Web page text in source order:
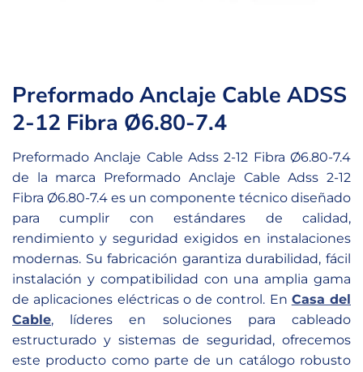
Preformado Anclaje Cable ADSS
2-12 Fibra Ø6.80-7.4
Preformado Anclaje Cable Adss 2-12 Fibra Ø6.80-7.4
de la marca Preformado Anclaje Cable Adss 2-12
Fibra Ø6.80-7.4 es un componente técnico diseñado
para cumplir con estándares de calidad,
rendimiento y seguridad exigidos en instalaciones
modernas. Su fabricación garantiza durabilidad, fácil
instalación y compatibilidad con una amplia gama
de aplicaciones eléctricas o de control. En Casa del
Cable, líderes en soluciones para cableado
estructurado y sistemas de seguridad, ofrecemos
este producto como parte de un catálogo robusto